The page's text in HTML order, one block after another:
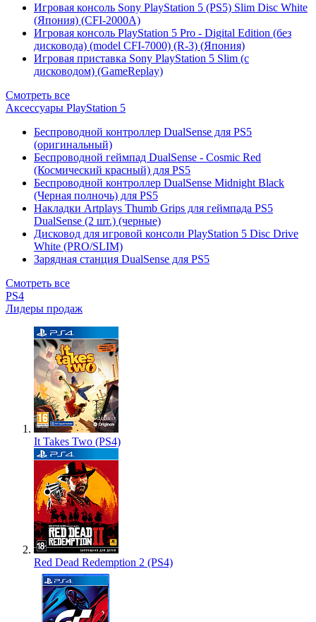
Игровая консоль Sony PlayStation 5 (PS5) Slim Disc White
(Япония) (CFI-2000A)
Игровая консоль PlayStation 5 Pro - Digital Edition (без
дисковода) (model CFI-7000) (R-3) (Япония)
Игровая приставка Sony PlayStation 5 Slim (с
дисководом) (GameReplay)
Смотреть все
Аксессуары PlayStation 5
Беспроводной контроллер DualSense для PS5
(оригинальный)
Беспроводной геймпад DualSense - Cosmic Red
(Космический красный) для PS5
Беспроводной контроллер DualSense Midnight Black
(Черная полночь) для PS5
Накладки Artplays Thumb Grips для геймпада PS5
DualSense (2 шт.) (черные)
Дисковод для игровой консоли PlayStation 5 Disc Drive
White (PRO/SLIM)
Зарядная станция DualSense для PS5
Смотреть все
PS4
Лидеры продаж
It Takes Two (PS4)
Red Dead Redemption 2 (PS4)